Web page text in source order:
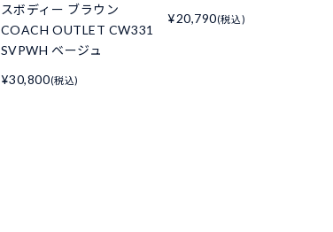
スボディー ブラウン
COACH OUTLET CW331
SVPWH ベージュ
¥30,800(税込)
¥20,790(税込)